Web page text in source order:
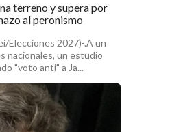
terreno y supera por
al peronismo
Elecciones 2027)-.A un
nacionales, un estudio
"voto anti" a Ja...